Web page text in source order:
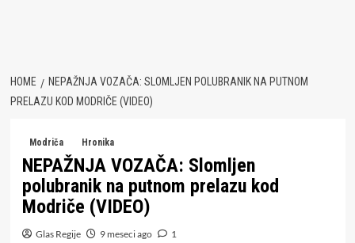
HOME
NEPAŽNJA VOZAČA: SLOMLJEN POLUBRANIK NA PUTNOM
PRELAZU KOD MODRIČE (VIDEO)
Modriča Hronika
NEPAŽNJA VOZAČA: Slomljen
polubranik na putnom prelazu kod
Modriče (VIDEO)
Glas Regije 9 meseci ago 1